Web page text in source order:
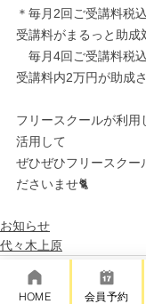
＊毎月2回ご受講料税
受講料がまるっと助成
毎月4回ご受講料税
受講料内2万円が助成
フリースクールが利用
活用して
ぜひぜひフリースクー
ださいませ🐈
お知らせ
代々木上原
HOME 会員予約